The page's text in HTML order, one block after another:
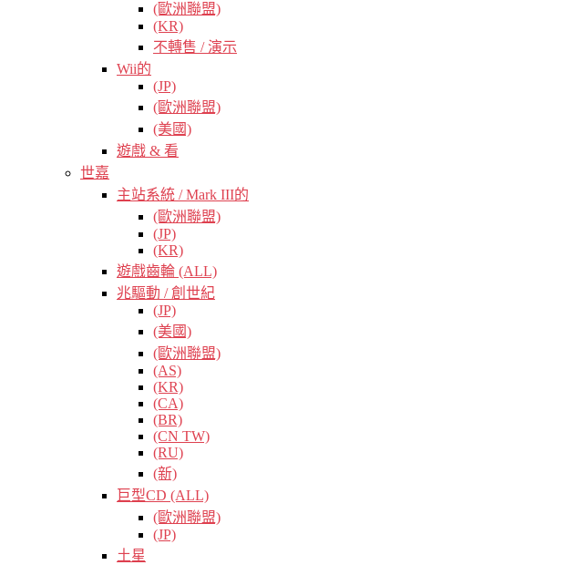
(歐洲聯盟)
(KR)
不轉售 / 演示
Wii的
(JP)
(歐洲聯盟)
(美國)
遊戲 & 看
世嘉
主站系統 / Mark III的
(歐洲聯盟)
(JP)
(KR)
遊戲齒輪 (ALL)
兆驅動 / 創世紀
(JP)
(美國)
(歐洲聯盟)
(AS)
(KR)
(CA)
(BR)
(CN TW)
(RU)
(新)
巨型CD (ALL)
(歐洲聯盟)
(JP)
土星